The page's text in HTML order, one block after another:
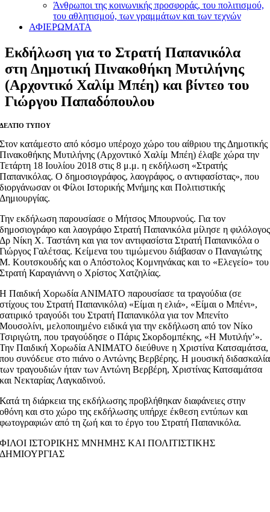
Άνθρωποι της κοινωνικής προσφοράς, του πολιτισμού,
του αθλητισμού, των γραμμάτων και των τεχνών
ΑΦΙΕΡΩΜΑΤΑ
Εκδήλωση για το Στρατή Παπανικόλα
στη Δημοτική Πινακοθήκη Μυτιλήνης
(Αρχοντικό Χαλίμ Μπέη) και βίντεο του
Γιώργου Παπαδόπουλου
ΔΕΛΤΙΟ ΤΥΠΟΥ
Στον κατάμεστο από κόσμο υπέροχο χώρο του αίθριου της Δημοτικής
Πινακοθήκης Μυτιλήνης (Αρχοντικό Χαλίμ Μπέη) έλαβε χώρα την
Τετάρτη 18 Ιουλίου 2018 στις 8 μ.μ. η εκδήλωση «Στρατής
Παπανικόλας. Ο δημοσιογράφος, λαογράφος, ο αντιφασίστας», που
διοργάνωσαν οι Φίλοι Ιστορικής Μνήμης και Πολιτιστικής
Δημιουργίας.
Την εκδήλωση παρουσίασε ο Μήτσος Μπουρνούς. Για τον
δημοσιογράφο και λαογράφο Στρατή Παπανικόλα μίλησε η φιλόλογος
Δρ Νίκη Χ. Ταστάνη και για τον αντιφασίστα Στρατή Παπανικόλα ο
Γιώργος Γαλέτσας. Κείμενα του τιμώμενου διάβασαν ο Παναγιώτης
Μ. Κουτσκουδής και ο Απόστολος Κομνηνάκας και το «Ελεγείο» του
Στρατή Καραγιάννη ο Χρίστος Χατζηλίας.
Η Παιδική Χορωδία ΑΝΙΜΑΤΟ παρουσίασε τα τραγούδια (σε
στίχους του Στρατή Παπανικόλα) «Είμαι η ελιά», «Είμαι ο Μπένι»,
σατιρικό τραγούδι του Στρατή Παπανικόλα για τον Μπενίτο
Μουσολίνι, μελοποιημένο ειδικά για την εκδήλωση από τον Νίκο
Τσιριγώτη, που τραγούδησε ο Πάρις Σκορδομπέκης, «Η Μυτιλήν’».
Την Παιδική Χορωδία ΑΝΙΜΑΤΟ διεύθυνε η Χριστίνα Κατσαμάτσα,
που συνόδευε στο πιάνο ο Αντώνης Βερβέρης. Η μουσική διδασκαλία
των τραγουδιών ήταν των Αντώνη Βερβέρη, Χριστίνας Κατσαμάτσα
και Νεκταρίας Λαγκαδινού.
Κατά τη διάρκεια της εκδήλωσης προβλήθηκαν διαφάνειες στην
οθόνη και στο χώρο της εκδήλωσης υπήρχε έκθεση εντύπων και
φωτογραφιών από τη ζωή και το έργο του Στρατή Παπανικόλα.
ΦΙΛΟΙ ΙΣΤΟΡΙΚΗΣ ΜΝΗΜΗΣ ΚΑΙ ΠΟΛΙΤΙΣΤΙΚΗΣ
ΔΗΜΙΟΥΡΓΙΑΣ